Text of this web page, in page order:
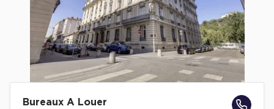
Bureaux A Louer